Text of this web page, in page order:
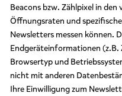
Beacons bzw. Zählpixel in
Öffnungsraten und
Newsletters messen können.
Endgeräteinformationen
Browsertyp und
nicht mit anderen
Ihre Einwilligung zum